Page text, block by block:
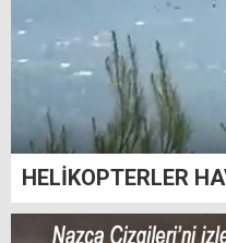
HELİKOPTERLER